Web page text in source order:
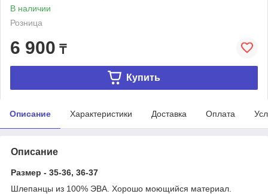
В наличии
Розница
6 900 ₸
Купить
Описание Характеристики Доставка Оплата
Описание
Размер - 35-36, 36-37
Шлепанцы из 100% ЭВА. Хорошо моющийся материал.